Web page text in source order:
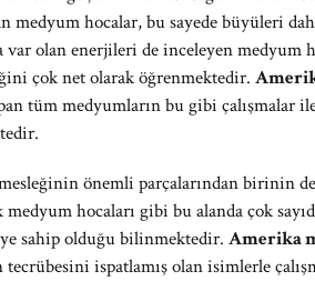
medyum hocalar, bu sayede büyüleri
olan enerjileri de inceleyen medyum
çok net olarak öğrenmektedir.
tüm medyumların bu gibi
önemli parçalarından birinin
hocaları gibi bu alanda çok
sahip olduğu bilinmektedir. Amerika
ispatlamış olan isimlerle